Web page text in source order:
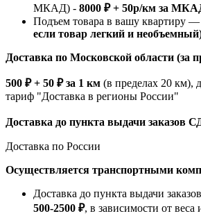
МКАД) - 8000 ₽ + 50р/км за
Подъем товара в вашу квартиру —
если товар легкий и
Доставка по Московской области
500 ₽ + 50 ₽ за 1 км (в пределах 20 км),
тариф "Доставка в регионы России"
Доставка до пункта выдачи заказов
Доставка по России
Осуществляется транспортными
Доставка до пункта выдачи
500-2500 ₽, в зависимости от веса